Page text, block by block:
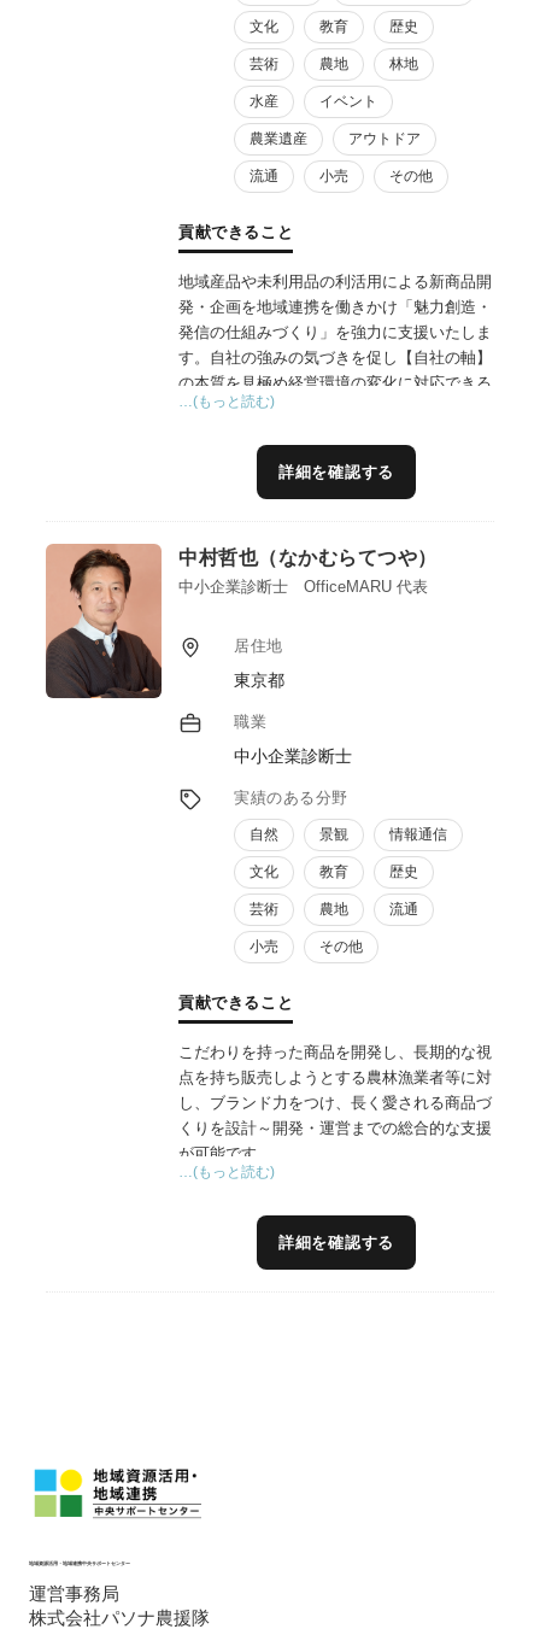
文化 教育 歴史
芸術 農地 林地
水産 イベント
農業遺産 アウトドア
流通 小売 その他
貢献できること
地域産品や未利用品の利活用による新商品開
発・企画を地域連携を働きかけ「魅力創造・
発信の仕組みづくり」を強力に支援いたしま
す。自社の強みの気づきを促し【自社の軸】
の本質を見極め経営環境の変化に対応できる
ブレない食の高付加価値化を目指します。
…(もっと読む)
詳細を確認する
中村哲也（なかむらてつや）
中小企業診断士 OfficeMARU 代表
居住地
東京都
職業
中小企業診断士
実績のある分野
自然 景観 情報通信
文化 教育 歴史
芸術 農地 流通
小売 その他
貢献できること
こだわりを持った商品を開発し、長期的な視
点を持ち販売しようとする農林漁業者等に対
し、ブランド力をつけ、長く愛される商品づ
くりを設計～開発・運営までの総合的な支援
が可能です。
計画策定から実践、改良し、次の発展につな
長年、食品会社に勤め、情報システム～商品
管理、物流、Ｍ＆Ａ、事業再構築に携わって
…(もっと読む)
詳細を確認する
地域資源活用・地域連携中央サポートセンター
運営事務局
株式会社パソナ農援隊